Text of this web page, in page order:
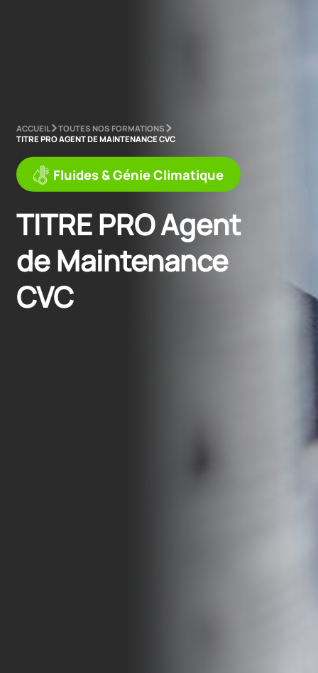
ACCUEIL
TOUTES NOS FORMATIONS
TITRE PRO AGENT DE MAINTENANCE CVC
Fluides & Génie Climatique
TITRE PRO Agent
de Maintenance
CVC